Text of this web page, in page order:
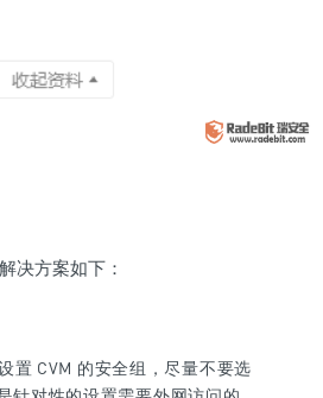
决方案如下：
置 CVM 的安全组，尽量不要选